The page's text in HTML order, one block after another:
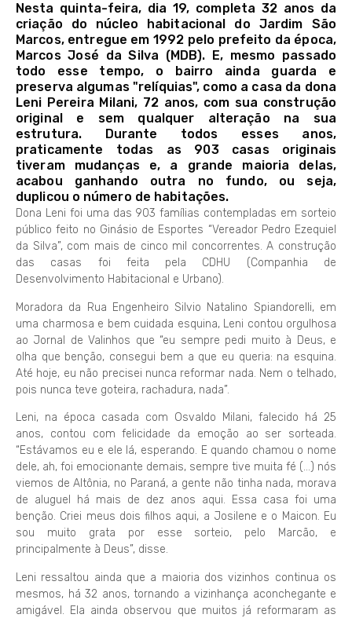
Nesta quinta-feira, dia 19, completa 32 anos da
criação do núcleo habitacional do Jardim São
Marcos, entregue em 1992 pelo prefeito da época,
Marcos José da Silva (MDB). E, mesmo passado
todo esse tempo, o bairro ainda guarda e
preserva algumas "relíquias", como a casa da dona
Leni Pereira Milani, 72 anos, com sua construção
original e sem qualquer alteração na sua
estrutura. Durante todos esses anos,
praticamente todas as 903 casas originais
tiveram mudanças e, a grande maioria delas,
acabou ganhando outra no fundo, ou seja,
duplicou o número de habitações.
Dona Leni foi uma das 903 famílias contempladas em sorteio
público feito no Ginásio de Esportes “Vereador Pedro Ezequiel
da Silva”, com mais de cinco mil concorrentes. A construção
das casas foi feita pela CDHU (Companhia de
Desenvolvimento Habitacional e Urbano).
Moradora da Rua Engenheiro Silvio Natalino Spiandorelli, em
uma charmosa e bem cuidada esquina, Leni contou orgulhosa
ao Jornal de Valinhos que “eu sempre pedi muito à Deus, e
olha que benção, consegui bem a que eu queria: na esquina.
Até hoje, eu não precisei nunca reformar nada. Nem o telhado,
pois nunca teve goteira, rachadura, nada”.
Leni, na época casada com Osvaldo Milani, falecido há 25
anos, contou com felicidade da emoção ao ser sorteada.
“Estávamos eu e ele lá, esperando. E quando chamou o nome
dele, ah, foi emocionante demais, sempre tive muita fé (…) nós
viemos de Altônia, no Paraná, a gente não tinha nada, morava
de aluguel há mais de dez anos aqui. Essa casa foi uma
benção. Criei meus dois filhos aqui, a Josilene e o Maicon. Eu
sou muito grata por esse sorteio, pelo Marcão, e
principalmente à Deus”, disse.
Leni ressaltou ainda que a maioria dos vizinhos continua os
mesmos, há 32 anos, tornando a vizinhança aconchegante e
amigável. Ela ainda observou que muitos já reformaram as